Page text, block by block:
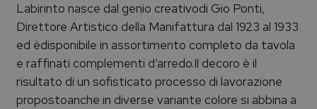
Labirinto nasce dal genio creativodi Gio Ponti,
Direttore Artistico della Manifattura dal 1923 al 1933
ed èdisponibile in assortimento completo da tavola
e raffinati complementi d’arredo.Il decoro è il
risultato di un sofisticato processo di lavorazione
propostoanche in diverse variante colore si abbina a